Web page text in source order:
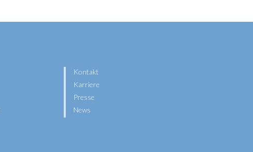
Kontakt
Karriere
Presse
News